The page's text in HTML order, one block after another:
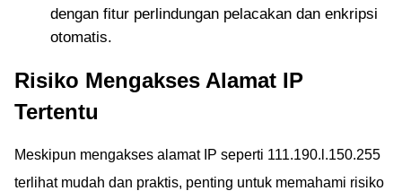
dengan fitur perlindungan pelacakan dan enkripsi
otomatis.
Risiko Mengakses Alamat IP
Tertentu
Meskipun mengakses alamat IP seperti 111.190.l.150.255
terlihat mudah dan praktis, penting untuk memahami risiko